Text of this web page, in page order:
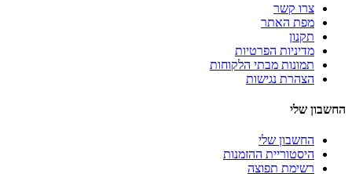
צרו קשר
מפת האתר
תקנון
מדיניות הפרטיות
תמונות מבתי הלקוחות
הצהרת נגישות
החשבון שלי
החשבון שלי
היסטוריית ההזמנות
רשימת תפוצה